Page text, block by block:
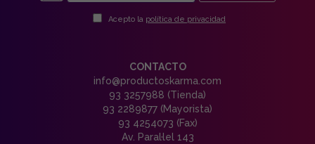
Acepto la política de privacidad
CONTACTO
info@productoskarma.com
93 3257988 (Tienda)
93 2289877 (Mayorista)
93 4254073 (Fax)
Av. Paral·lel 143